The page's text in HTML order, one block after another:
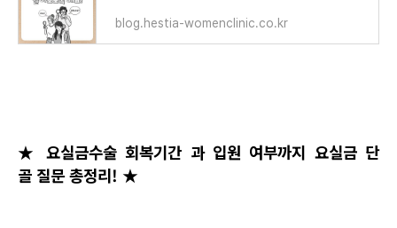
blog.hestia-womenclinic.co.kr
★ 요실금수술 회복기간 과 입원 여부까지 요실금 단
골 질문 총정리! ★